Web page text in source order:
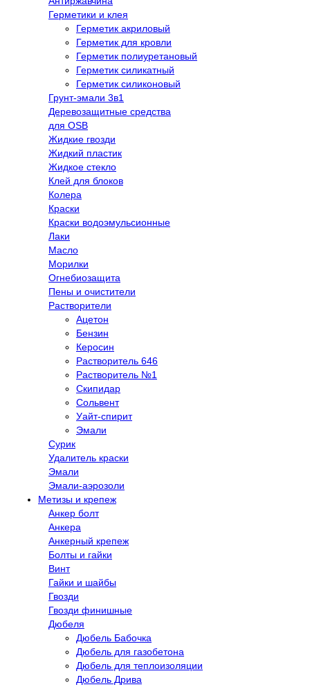
Герметики и клея
Герметик акриловый
Герметик для кровли
Герметик полиуретановый
Герметик силикатный
Герметик силиконовый
Грунт-эмали 3в1
Деревозащитные средства
для OSB
Жидкие гвозди
Жидкий пластик
Жидкое стекло
Клей для блоков
Колера
Краски
Краски водоэмульсионные
Лаки
Масло
Морилки
Огнебиозащита
Пены и очистители
Растворители
Ацетон
Бензин
Керосин
Растворитель 646
Растворитель №1
Скипидар
Сольвент
Уайт-спирит
Эмали
Сурик
Удалитель краски
Эмали
Эмали-аэрозоли
Метизы и крепеж
Анкер болт
Анкера
Анкерный крепеж
Болты и гайки
Винт
Гайки и шайбы
Гвозди
Гвозди финишные
Дюбеля
Дюбель Бабочка
Дюбель для газобетона
Дюбель для теплоизоляции
Дюбель Дрива